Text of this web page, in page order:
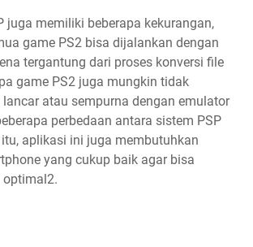
juga memiliki beberapa kekurangan,
game PS2 bisa dijalankan dengan
tergantung dari proses konversi file
game PS2 juga mungkin tidak
atau sempurna dengan emulator
perbedaan antara sistem PSP
aplikasi ini juga membutuhkan
yang cukup baik agar bisa
optimal2.